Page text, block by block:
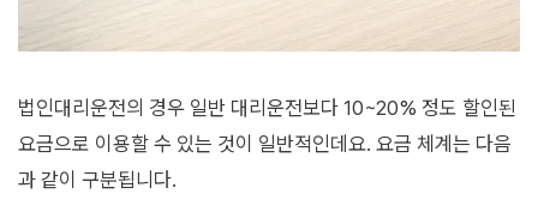
법인대리운전의 경우 일반 대리운전보다 10~20% 정도 할인된
요금으로 이용할 수 있는 것이 일반적인데요. 요금 체계는 다음
과 같이 구분됩니다.